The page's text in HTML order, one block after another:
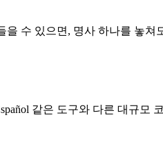
을 수 있으면, 명사 하나를 놓쳐
같은 도구와 다른 대규모